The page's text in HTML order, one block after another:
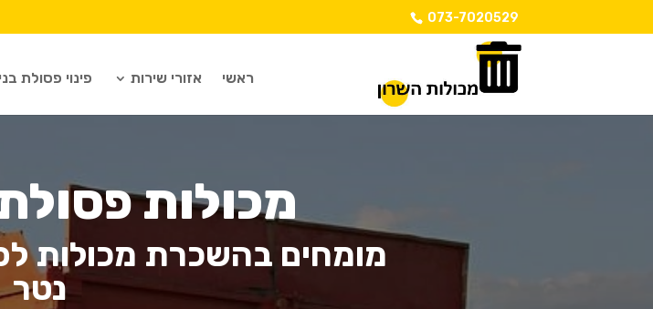
073-7020529
ראשי אזורי שירות פינוי פסולת
מכולות
מומחים בהשכרת מכולות
נטר